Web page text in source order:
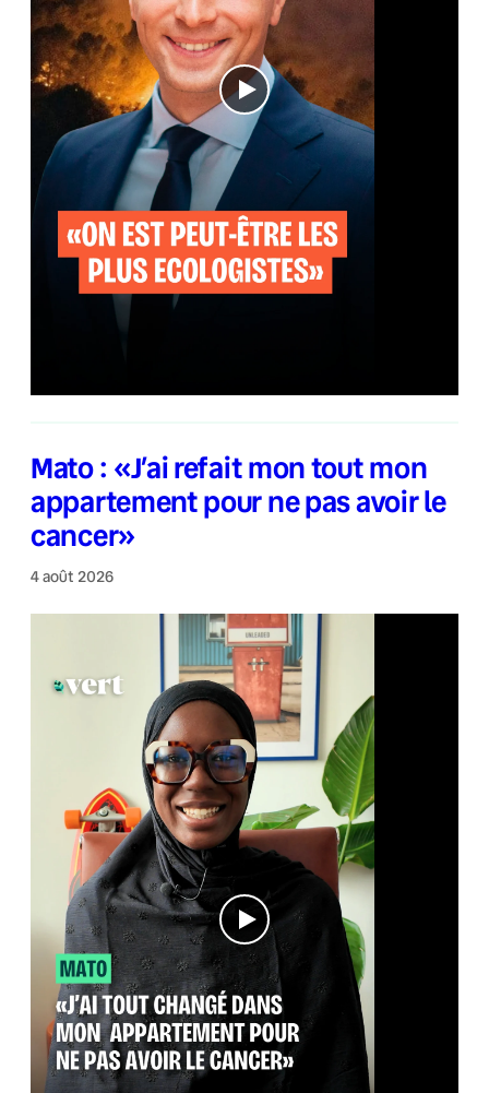
Mato : «J’ai refait mon tout mon
appartement pour ne pas avoir le
cancer»
4 août 2026